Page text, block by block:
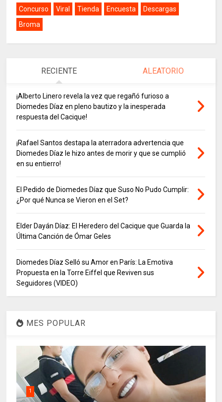
Concurso Viral Tienda Encuesta
Descargas
Broma
RECIENTE ALEATORIO
¡Alberto Linero revela la vez que regañó furioso a
Diomedes Díaz en pleno bautizo y la inesperada
respuesta del Cacique!
¡Rafael Santos destapa la aterradora advertencia que
Diomedes Díaz le hizo antes de morir y que se cumplió
en su entierro!
El Pedido de Diomedes Díaz que Suso No Pudo Cumplir:
¿Por qué Nunca se Vieron en el Set?
Elder Dayán Díaz: El Heredero del Cacique que Guarda la
Última Canción de Ómar Geles
Diomedes Díaz Selló su Amor en París: La Emotiva
Propuesta en la Torre Eiffel que Reviven sus
Seguidores (VIDEO)
MES POPULAR
1